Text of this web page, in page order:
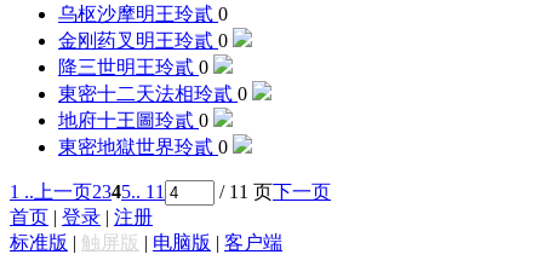
乌枢沙摩明王玲貳 0
金刚药叉明王玲貳 0
降三世明王玲貳 0
東密十二天法相玲貳 0
地府十王圖玲貳 0
東密地獄世界玲貳 0
1 .. 上一页2345.. 11 / 11 页下一页
首页 | 登录 | 注册
标准版 | 触屏版 | 电脑版 | 客户端